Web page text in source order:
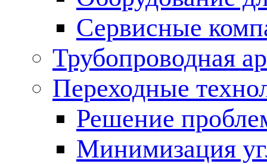
Сервисные
Трубопроводная
Переходные
Решение
Минимизация